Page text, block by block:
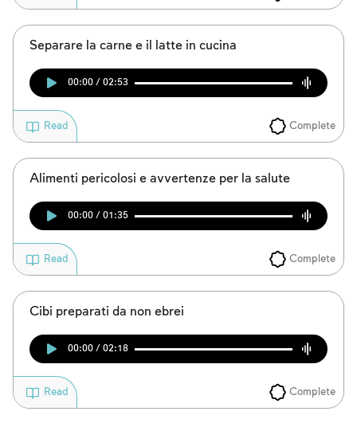
Separare la carne e il latte in cucina
00:00 / 02:53
Complete
Read
Alimenti pericolosi e avvertenze per la salute
00:00 / 01:35
Complete
Read
Cibi preparati da non ebrei
00:00 / 02:18
Complete
Read